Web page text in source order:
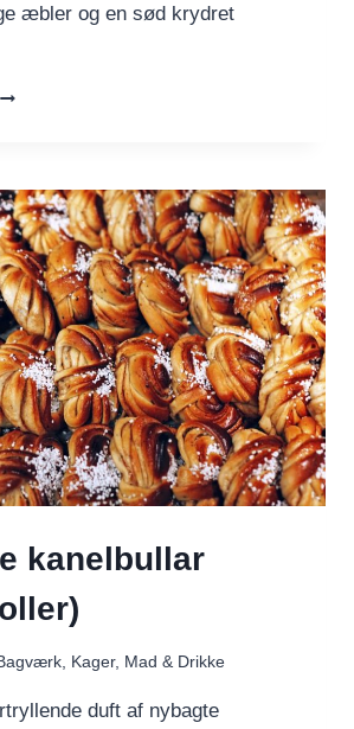
æbler og en sød krydret
kanelbullar
, Kager, Mad & Drikke
duft af nybagte